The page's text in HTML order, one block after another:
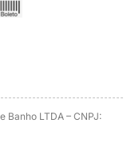
LTDA – CNPJ: